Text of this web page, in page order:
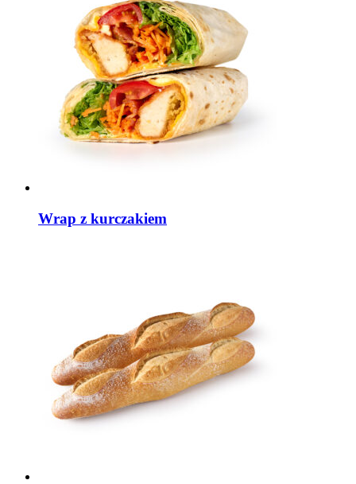
Wrap z kurczakiem